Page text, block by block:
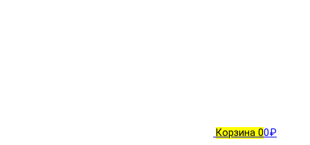
Корзина 00₽